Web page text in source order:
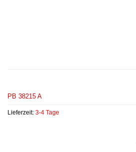
PB 38215 A
Lieferzeit: 3-4 Tage